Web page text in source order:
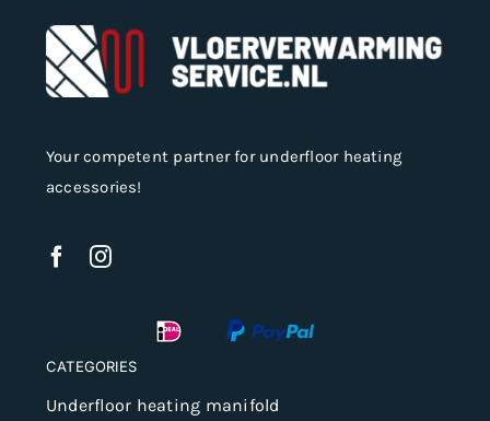
Your competent partner for underfloor heating
accessories!
CATEGORIES
Underfloor heating manifold